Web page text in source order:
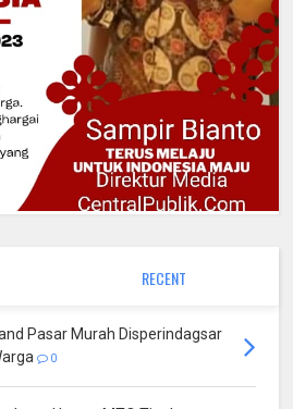
RECENT
Pasar Murah Disperindagsar
0